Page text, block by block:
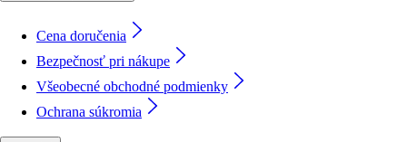
Cena doručenia
Bezpečnosť pri nákupe
Všeobecné obchodné podmienky
Ochrana súkromia